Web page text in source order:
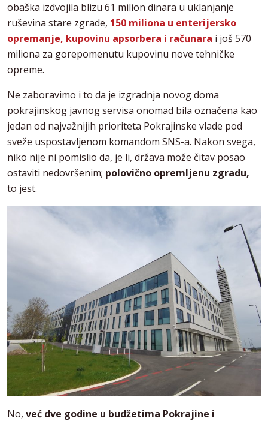
obaška izdvojila blizu 61 milion dinara u uklanjanje
ruševina stare zgrade, 150 miliona u enterijersko
opremanje, kupovinu apsorbera i računara i još 570
miliona za gorepomenutu kupovinu nove tehničke
opreme.
Ne zaboravimo i to da je izgradnja novog doma
pokrajinskog javnog servisa onomad bila označena kao
jedan od najvažnijih prioriteta Pokrajinske vlade pod
sveže uspostavljenom komandom SNS-a. Nakon svega,
niko nije ni pomislio da, je li, država može čitav posao
ostaviti nedovršenim; polovično opremljenu zgradu,
to jest.
No, već dve godine u budžetima Pokrajine i